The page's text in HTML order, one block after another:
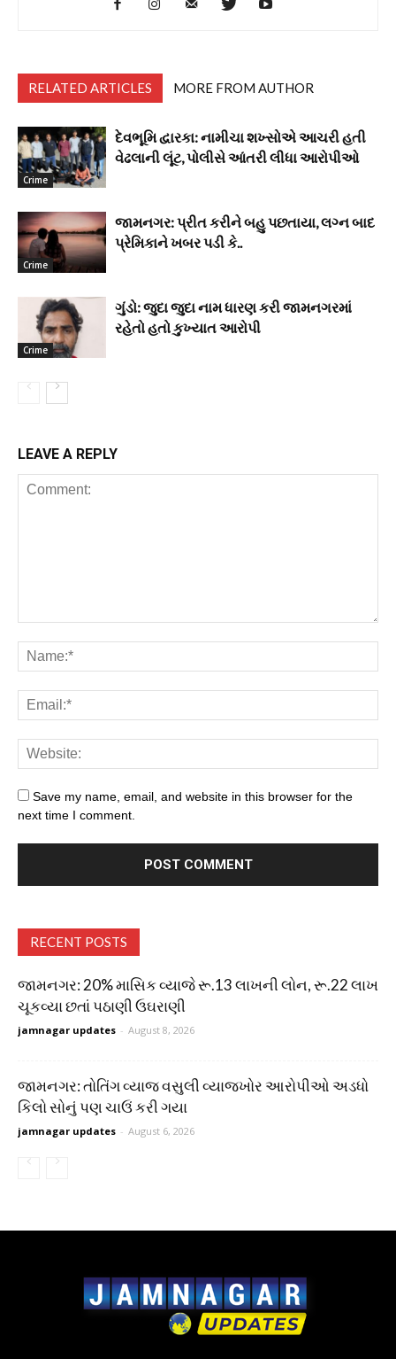
RELATED ARTICLES MORE FROM AUTHOR
Crime
દેવભૂમિ દ્વારકા: નામીચા શખ્સોએ આચરી હતી
વેઢલાની લૂંટ, પોલીસે આંતરી લીધા આરોપીઓ
Crime
જામનગર: પ્રીત કરીને બહુ પછતાયા, લગ્ન બાદ
પ્રેમિકાને ખબર પડી કે..
Crime
ગુંડો: જુદા જુદા નામ ધારણ કરી જામનગરમાં
રહેતો હતો કુખ્યાત આરોપી
LEAVE A REPLY
Save my name, email, and website in this browser for the
next time I comment.
RECENT POSTS
જામનગર: 20% માસિક વ્યાજે રૂ.13 લાખની લોન, રૂ.22 લાખ
ચૂકવ્યા છતાં પઠાણી ઉઘરાણી
jamnagar updates - August 8, 2026
જામનગર: તોતિંગ વ્યાજ વસુલી વ્યાજખોર આરોપીઓ અડધો
કિલો સોનું પણ ચાઉં કરી ગયા
jamnagar updates - August 6, 2026